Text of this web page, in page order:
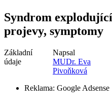
Syndrom
projevy, symptomy
Základní
údaje
Napsal
MUDr. Eva
Pivoňková
Reklama: Google Adsense